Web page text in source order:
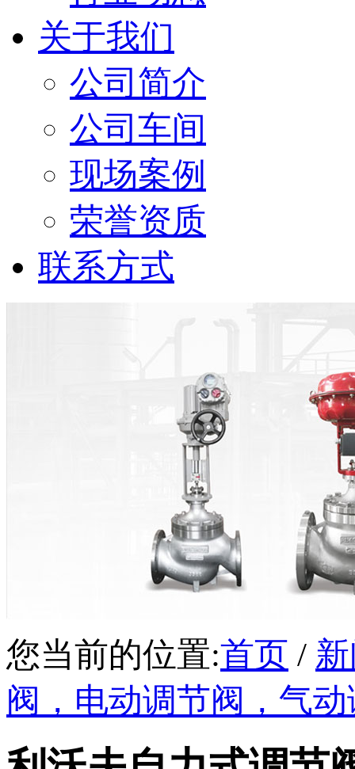
关于我们
公司简介
公司车间
现场案例
荣誉资质
联系方式
您当前的位置:首页 /
阀，电动调节阀，气